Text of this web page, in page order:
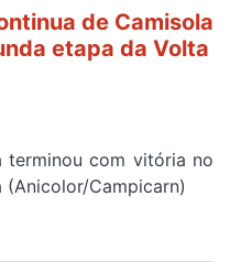
de Camisola
etapa da Volta
terminou com vitória no
Campicarn)